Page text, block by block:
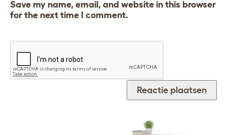
Save my name, email, and website in this browser
for the next time I comment.